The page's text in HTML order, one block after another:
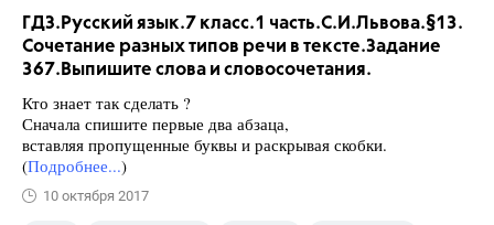
ГДЗ.Русский язык.7 класс.1 часть.С.И.Львова.§13.
Сочетание разных типов речи в тексте.Задание
367.Выпишите слова и словосочетания.
Кто знает так сделать ?
Сначала спишите первые два абзаца,
вставляя пропущенные буквы и раскрывая скобки.
(Подробнее...)
10 октября 2017